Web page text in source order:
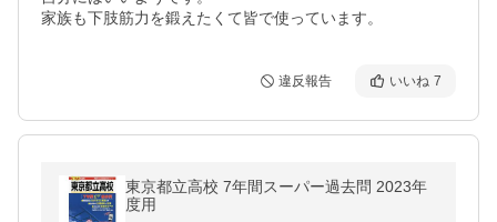
家族も下肢筋力を鍛えたくて皆で使っています。
違反報告 いいね 7
東京都立高校 7年間スーパー過去問 2023年
度用